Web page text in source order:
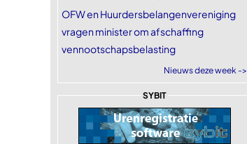
OFW en Huurdersbelangenvereniging
vragen minister om afschaffing
vennootschapsbelasting
Nieuws deze week ->
SYBIT